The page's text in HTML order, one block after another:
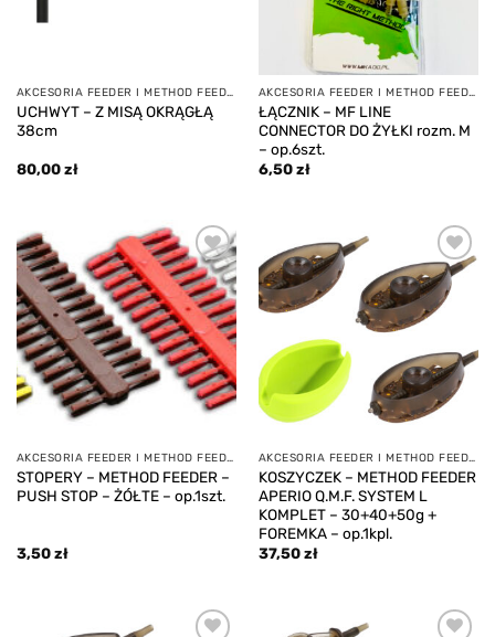
AKCESORIA FEEDER I METHOD FEEDER
UCHWYT – Z MISĄ OKRĄGŁĄ
38cm
80,00zł
AKCESORIA FEEDER I METHOD FEEDER
ŁĄCZNIK – MF LINE
CONNECTOR DO ŻYŁKI rozm. M
– op.6szt.
6,50zł
Add to
wishlist
AKCESORIA FEEDER I METHOD FEEDER
STOPERY – METHOD FEEDER –
PUSH STOP – ŻÓŁTE – op.1szt.
3,50zł
Add to
wishlist
AKCESORIA FEEDER I METHOD FEEDER
KOSZYCZEK – METHOD FEEDER
APERIO Q.M.F. SYSTEM L
KOMPLET – 30+40+50g +
FOREMKA – op.1kpl.
37,50zł